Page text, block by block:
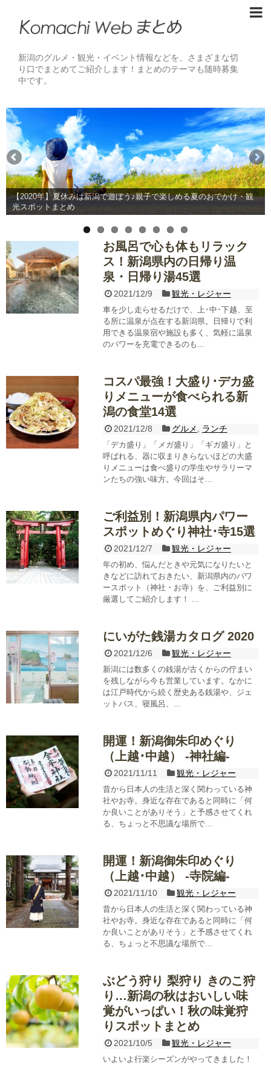
新潟のグルメ・観光・イベント情報などを、さまざまな切
り口でまとめてご紹介します！まとめのテーマも随時募集
中です。
【2020年】夏休みは新潟で遊ぼう♪親子で楽しめる夏のおでかけ・観
光スポットまとめ
お風呂で心も体もリラック
ス！新潟県内の日帰り温
泉・日帰り湯45選
2021/12/9 観光・レジャー
車を少し走らせるだけで、上･中･下越、至
る所に温泉が点在する新潟県。日帰りで利
用できる温泉宿や施設も多く、気軽に温泉
のパワーを充電できるのも...
コスパ最強！大盛り･デカ盛
りメニューが食べられる新
潟の食堂14選
2021/12/8 グルメ ランチ
「デカ盛り」「メガ盛り」「ギガ盛り」と
呼ばれる、器に収まりきらないほどの大盛
りメニューは食べ盛りの学生やサラリーマ
ンたちの強い味方。今回はそ...
ご利益別！新潟県内パワー
スポットめぐり神社･寺15選
2021/12/7 観光・レジャー
年の初め、悩んだときや元気になりたいと
きなどに訪れておきたい、新潟県内のパワ
ースポット（神社・お寺）を、ご利益別に
厳選してご紹介します！ ...
にいがた銭湯カタログ 2020
2021/12/6 観光・レジャー
新潟には数多くの銭湯が古くからの佇まい
を残しながら今も営業しています。なかに
は江戸時代から続く歴史ある銭湯や、ジェ
ットバス、寝風呂、...
開運！新潟御朱印めぐり
（上越･中越） -神社編-
2021/11/11 観光・レジャー
昔から日本人の生活と深く関わっている神
社やお寺。身近な存在であると同時に「何
か良いことがありそう」と予感させてくれ
る、ちょっと不思議な場所で...
開運！新潟御朱印めぐり
（上越･中越） -寺院編-
2021/11/10 観光・レジャー
昔から日本人の生活と深く関わっている神
社やお寺。身近な存在であると同時に「何
か良いことがありそう」と予感させてくれ
る、ちょっと不思議な場所で...
ぶどう狩り 梨狩り きのこ狩
り…新潟の秋はおいしい味
覚がいっぱい！秋の味覚狩
りスポットまとめ
2021/10/5 観光・レジャー
いよいよ行楽シーズンがやってきました！